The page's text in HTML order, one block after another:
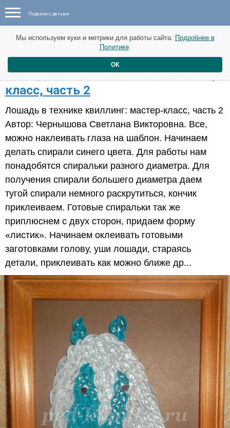
Поделки с детьми
Лошадь в технике квиллинг: мастер-
класс, часть 2
Лошадь в технике квиллинг: мастер-класс, часть 2
Автор: Чернышова Светлана Викторовна. Все,
можно наклеивать глаза на шаблон. Начинаем
делать спирали синего цвета. Для работы нам
понадобятся спиральки разного диаметра. Для
получения спирали большего диаметра даем
тугой спирали немного раскрутиться, кончик
приклеиваем. Готовые спиральки так же
приплюснем с двух сторон, придаем форму
«листик». Начинаем оклеивать готовыми
заготовками голову, уши лошади, стараясь
детали, приклеивать как можно ближе др...
Мы используем куки и метрики для работы сайта. Подробнее в
Политике.
ОК